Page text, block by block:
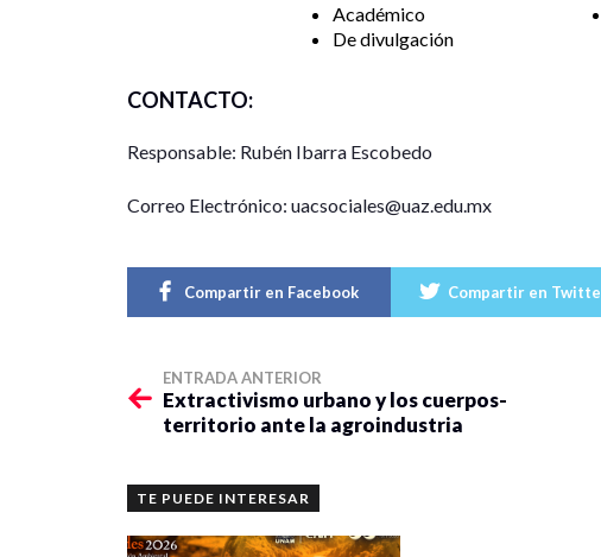
Académico
De divulgación
CONTACTO:
Responsable: Rubén Ibarra Escobedo
Correo Electrónico: uacsociales@uaz.edu.mx
Compartir en Facebook Compartir en
ENTRADA ANTERIOR
Extractivismo urbano y los cuerpos-
territorio ante la agroindustria
TE PUEDE INTERESAR